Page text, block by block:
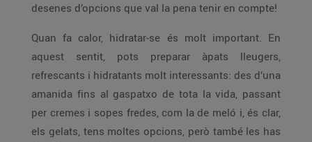
desenes d’opcions que val la pena tenir en compte!
Quan fa calor, hidratar-se és molt important. En
aquest sentit, pots preparar àpats lleugers,
refrescants i hidratants molt interessants: des d’una
amanida fins al gaspatxo de tota la vida, passant
per cremes i sopes fredes, com la de meló i, és clar,
els gelats, tens moltes opcions, però també les has